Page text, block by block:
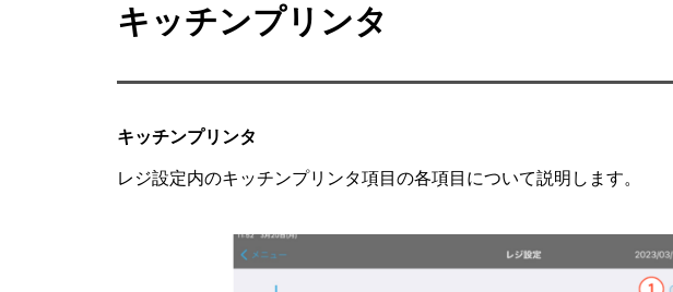
キッチンプリンタ
キッチンプリンタ
レジ設定内のキッチンプリンタ項目の各項目について説明します。